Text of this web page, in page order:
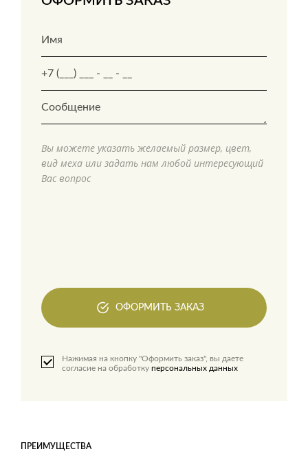
Вы можете указать желаемый размер, цвет,
вид меха или задать нам любой интересующий
Вас вопрос
ОФОРМИТЬ ЗАКАЗ
Нажимая на кнопку "Оформить заказ", вы даете
согласие на обработку персональных данных
ПРЕИМУЩЕСТВА